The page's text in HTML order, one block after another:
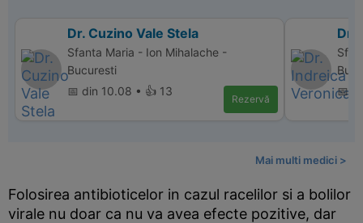
Dr. Cuzino Vale Stela
Sfanta Maria - Ion Mihalache -
Bucuresti
📅 din 10.08 • 👍 13
Rezervă
Dr.
📅
Mai multi medici >
Folosirea antibioticelor in cazul racelilor si a bolilor
virale nu doar ca nu va avea efecte pozitive, dar